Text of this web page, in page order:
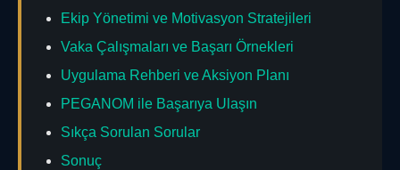
Ekip Yönetimi ve Motivasyon Stratejileri
Vaka Çalışmaları ve Başarı Örnekleri
Uygulama Rehberi ve Aksiyon Planı
PEGANOM ile Başarıya Ulaşın
Sıkça Sorulan Sorular
Sonuç